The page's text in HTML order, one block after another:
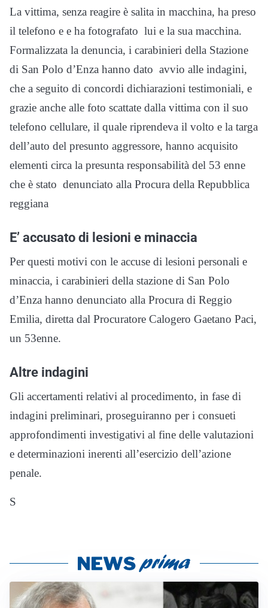
La vittima, senza reagire è salita in macchina, ha preso
il telefono e e ha fotografato lui e la sua macchina.
Formalizzata la denuncia, i carabinieri della Stazione
di San Polo d’Enza hanno dato avvio alle indagini,
che a seguito di concordi dichiarazioni testimoniali, e
grazie anche alle foto scattate dalla vittima con il suo
telefono cellulare, il quale riprendeva il volto e la targa
dell’auto del presunto aggressore, hanno acquisito
elementi circa la presunta responsabilità del 53 enne
che è stato denunciato alla Procura della Repubblica
reggiana
E’ accusato di lesioni e minaccia
Per questi motivi con le accuse di lesioni personali e
minaccia, i carabinieri della stazione di San Polo
d’Enza hanno denunciato alla Procura di Reggio
Emilia, diretta dal Procuratore Calogero Gaetano Paci,
un 53enne.
Altre indagini
Gli accertamenti relativi al procedimento, in fase di
indagini preliminari, proseguiranno per i consueti
approfondimenti investigativi al fine delle valutazioni
e determinazioni inerenti all’esercizio dell’azione
penale.
S